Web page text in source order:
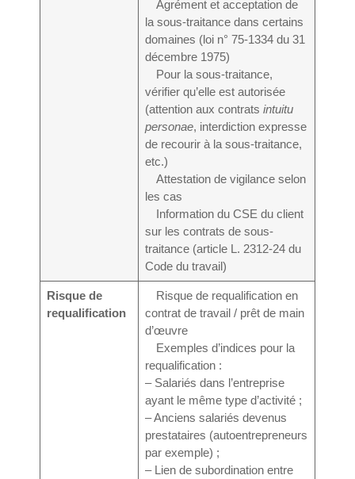
Agrément et acceptation de
la sous-traitance dans certains
domaines (loi n° 75-1334 du 31
décembre 1975)
Pour la sous-traitance,
vérifier qu’elle est autorisée
(attention aux contrats intuitu
personae, interdiction expresse
de recourir à la sous-traitance,
etc.)
Attestation de vigilance selon
les cas
Information du CSE du client
sur les contrats de sous-
traitance (article L. 2312-24 du
Code du travail)
Risque de
requalification
Risque de requalification en
contrat de travail / prêt de main
d’œuvre
Exemples d’indices pour la
requalification :
– Salariés dans l’entreprise
ayant le même type d’activité ;
– Anciens salariés devenus
prestataires (autoentrepreneurs
par exemple) ;
– Lien de subordination entre